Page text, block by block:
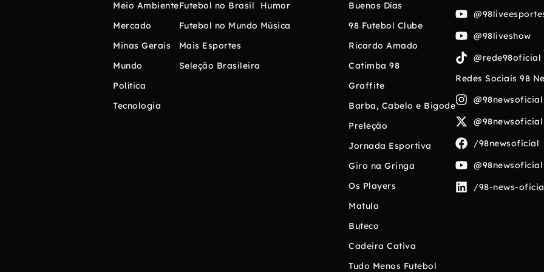
Meio Ambiente
Mercado
Minas Gerais
Mundo
Política
Tecnologia
Futebol no Brasil
Futebol no Mundo
Mais Esportes
Seleção Brasileira
Humor
Música
Buenos Días
98 Futebol Clube
Ricardo Amado
Catimba 98
Graffite
Barba, Cabelo e Bigode
Preleção
Jornada Esportiva
Giro na Gringa
Os Players
Matula
Buteco
Cadeira Cativa
Tudo Menos Futebol
@98liveshow
@rede98oficial
Redes Sociais 98
@98newsoficial
@98newsoficial
/98newsoficial
@98newsoficial
/98-news-